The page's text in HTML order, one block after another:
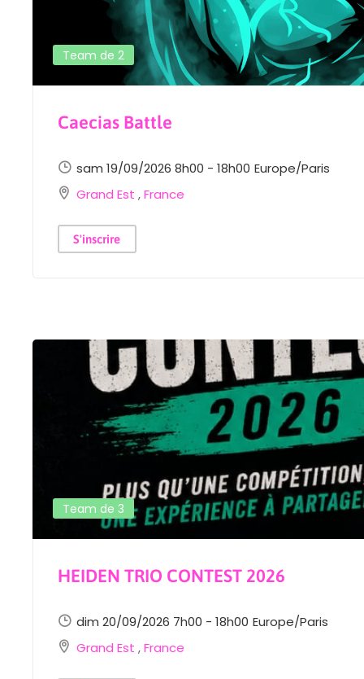
Team de 2
Caecias Battle
sam 19/09/2026 8h00 - 18h00 Europe/Paris
Grand Est ,France
S'inscrire
Team de 3
HEIDEN TRIO CONTEST 2026
dim 20/09/2026 7h00 - 18h00 Europe/Paris
Grand Est ,France